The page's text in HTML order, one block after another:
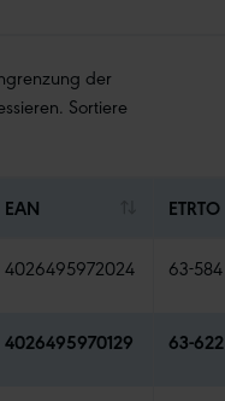
der
Sortiere
EAN ETRTO
4026495972024 63-584
4026495970129 63-622